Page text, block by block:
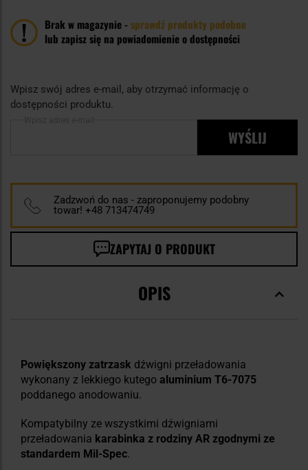
Brak w magazynie -sprawdź produkty podobne
lub zapisz się na powiadomienie o dostępności
Wpisz swój adres e-mail, aby otrzymać informację o
dostępności produktu.
WYŚLIJ
Zadzwoń do nas - zaproponujemy podobny
towar! +48 713474749
ZAPYTAJ O PRODUKT
OPIS
Powiększony zatrzask dźwigni przeładowania
wykonany z lekkiego kutego aluminium T6-7075
poddanego anodowaniu.
Kompatybilny ze wszystkimi dźwigniami
przeładowania karabinka z rodziny AR zgodnymi ze
standardem Mil-Spec.